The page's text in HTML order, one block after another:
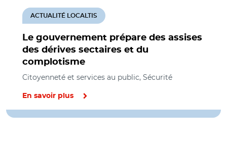
Le gouvernement prépare des assises
des dérives sectaires et du
complotisme
ACTUALITÉ LOCALTIS
Citoyenneté et services au public, Sécurité
En savoir plus